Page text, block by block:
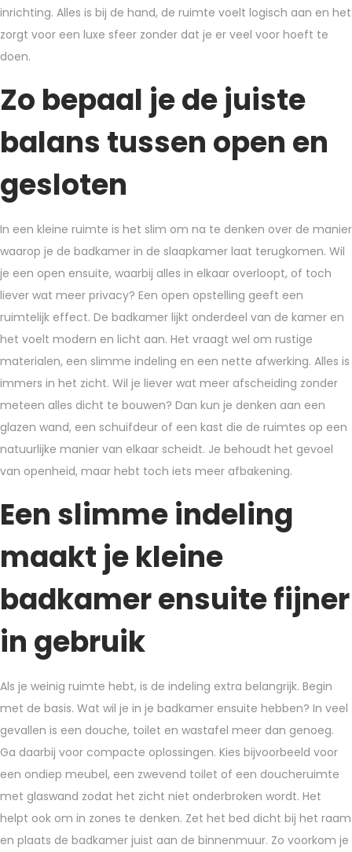
inrichting. Alles is bij de hand, de ruimte voelt logisch aan en het
zorgt voor een luxe sfeer zonder dat je er veel voor hoeft te
doen.
Zo bepaal je de juiste
balans tussen open en
gesloten
In een kleine ruimte is het slim om na te denken over de manier
waarop je de badkamer in de slaapkamer laat terugkomen. Wil
je een open ensuite, waarbij alles in elkaar overloopt, of toch
liever wat meer privacy? Een open opstelling geeft een
ruimtelijk effect. De badkamer lijkt onderdeel van de kamer en
het voelt modern en licht aan. Het vraagt wel om rustige
materialen, een slimme indeling en een nette afwerking. Alles is
immers in het zicht. Wil je liever wat meer afscheiding zonder
meteen alles dicht te bouwen? Dan kun je denken aan een
glazen wand, een schuifdeur of een kast die de ruimtes op een
natuurlijke manier van elkaar scheidt. Je behoudt het gevoel
van openheid, maar hebt toch iets meer afbakening.
Een slimme indeling
maakt je kleine
badkamer ensuite fijner
in gebruik
Als je weinig ruimte hebt, is de indeling extra belangrijk. Begin
met de basis. Wat wil je in je badkamer ensuite hebben? In veel
gevallen is een douche, toilet en wastafel meer dan genoeg.
Ga daarbij voor compacte oplossingen. Kies bijvoorbeeld voor
een ondiep meubel, een zwevend toilet of een doucheruimte
met glaswand zodat het zicht niet onderbroken wordt. Het
helpt ook om in zones te denken. Zet het bed dicht bij het raam
en plaats de badkamer juist aan de binnenmuur. Zo voorkom je